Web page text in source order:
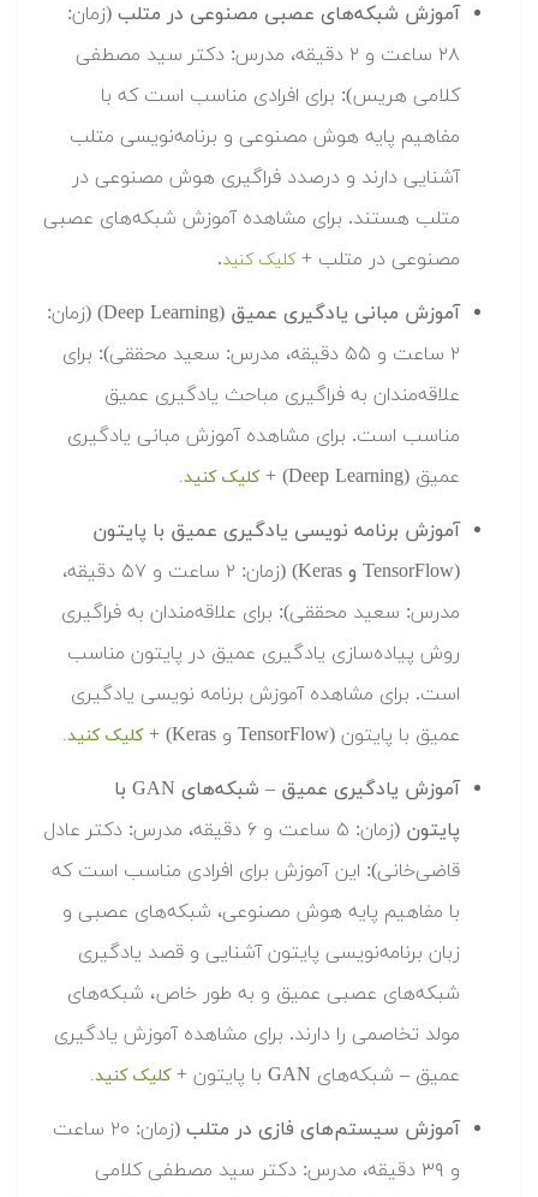
آموزش شبکه‌های عصبی مصنوعی در متلب (زمان:
۲۸ ساعت و ۲ دقیقه، مدرس: دکتر سید مصطفی
کلامی هریس): برای افرادی مناسب است که با
مفاهیم پایه هوش مصنوعی و برنامه‌نویسی متلب
آشنایی دارند و درصدد فراگیری هوش مصنوعی در
متلب هستند. برای مشاهده آموزش شبکه‌های عصبی
مصنوعی در متلب +کلیک کنید.
آموزش مبانی یادگیری عمیق (Deep Learning)
(زمان:
۲ ساعت و ۵۵ دقیقه، مدرس: سعید محققی): برای
علاقه‌مندان به فراگیری مباحث یادگیری عمیق
مناسب است. برای مشاهده آموزش مبانی یادگیری
عمیق (Deep Learning) +
کلیک کنید.
آموزش برنامه نویسی یادگیری عمیق با پایتون
(TensorFlow و Keras)
(زمان: ۲ ساعت و ۵۷ دقیقه،
مدرس: سعید محققی): برای علاقه‌مندان به فراگیری
روش پیاده‌سازی یادگیری عمیق در پایتون مناسب
است. برای مشاهده آموزش برنامه نویسی یادگیری
عمیق با پایتون (TensorFlow و Keras) +
کلیک کنید.
آموزش یادگیری عمیق – شبکه‌های GAN با
پایتون
(زمان: ۵ ساعت و ۶ دقیقه، مدرس: دکتر عادل
قاضی‌خانی): این آموزش برای افرادی مناسب است که
با مفاهیم پایه هوش مصنوعی، شبکه‌های عصبی و
زبان برنامه‌نویسی پایتون آشنایی و قصد یادگیری
شبکه‌های عصبی عمیق و به طور خاص، شبکه‌های
مولد تخاصمی را دارند. برای مشاهده آموزش یادگیری
عمیق – شبکه‌های GAN با پایتون +
کلیک کنید.
آموزش سیستم‌های فازی در متلب
(زمان: ۲۰ ساعت
و ۳۹ دقیقه، مدرس: دکتر سید مصطفی کلامی